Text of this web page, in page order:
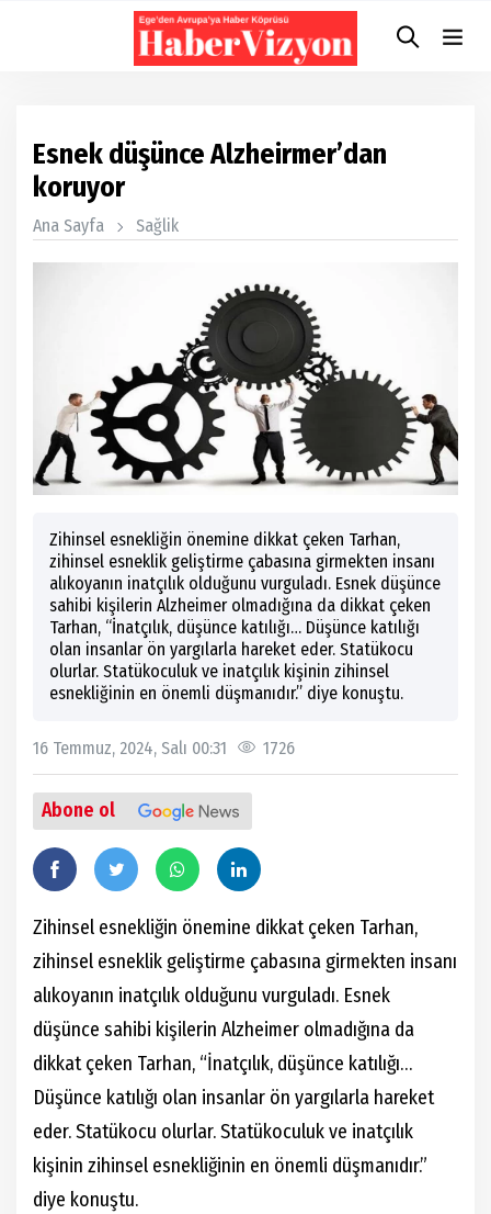
Esnek düşünce Alzheirmer’dan
koruyor
Ana Sayfa Sağlik
Zihinsel esnekliğin önemine dikkat çeken Tarhan,
zihinsel esneklik geliştirme çabasına girmekten insanı
alıkoyanın inatçılık olduğunu vurguladı. Esnek düşünce
sahibi kişilerin Alzheimer olmadığına da dikkat çeken
Tarhan, “İnatçılık, düşünce katılığı… Düşünce katılığı
olan insanlar ön yargılarla hareket eder. Statükocu
olurlar. Statükoculuk ve inatçılık kişinin zihinsel
esnekliğinin en önemli düşmanıdır.” diye konuştu.
16 Temmuz, 2024, Salı 00:31 1726
Abone ol
Zihinsel esnekliğin önemine dikkat çeken Tarhan,
zihinsel esneklik geliştirme çabasına girmekten insanı
alıkoyanın inatçılık olduğunu vurguladı. Esnek
düşünce sahibi kişilerin Alzheimer olmadığına da
dikkat çeken Tarhan, “İnatçılık, düşünce katılığı…
Düşünce katılığı olan insanlar ön yargılarla hareket
eder. Statükocu olurlar. Statükoculuk ve inatçılık
kişinin zihinsel esnekliğinin en önemli düşmanıdır.”
diye konuştu.